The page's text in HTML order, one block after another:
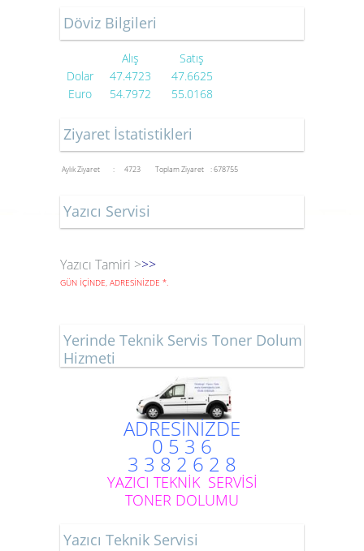
Döviz Bilgileri
Alış
Satış
Dolar
47.4723
47.6625
Euro
54.7972 55.0168
Ziyaret İstatistikleri
Aylık Ziyaret : 4723 Toplam Ziyaret : 678755
Yazıcı Servisi
Yazıcı Tamiri >>>
GÜN İÇİNDE, ADRESİNİZDE *.
Yerinde Teknik Servis Toner Dolum
Hizmeti
ADRESİNİZDE
0 5 3 6
3 3 8 2 6 2 8
YAZICI TEKNİK SERVİSİ
TONER DOLUMU
Yazıcı Teknik Servisi